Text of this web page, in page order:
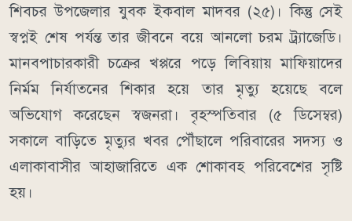
শিবচর উপজেলার যুবক ইকবাল মাদবর (২৫)। কিন্তু সেই
স্বপ্নই শেষ পর্যন্ত তার জীবনে বয়ে আনলো চরম ট্র্যাজেডি।
মানবপাচারকারী চক্রের খপ্পরে পড়ে লিবিয়ায় মাফিয়াদের
নির্মম নির্যাতনের শিকার হয়ে তার মৃত্যু হয়েছে বলে
অভিযোগ করেছেন স্বজনরা। বৃহস্পতিবার (৫ ডিসেম্বর)
সকালে বাড়িতে মৃত্যুর খবর পৌঁছালে পরিবারের সদস্য ও
এলাকাবাসীর আহাজারিতে এক শোকাবহ পরিবেশের সৃষ্টি
হয়।